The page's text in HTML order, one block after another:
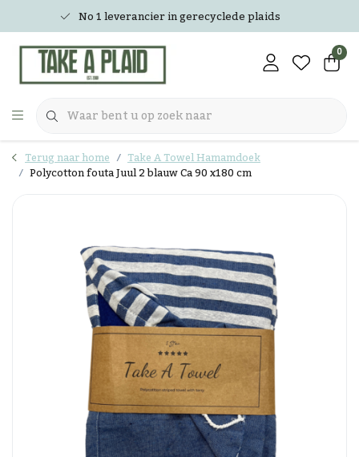
No 1 leverancier in gerecyclede plaids
0
Terug naar home Take A Towel Hamamdoek
Polycotton fouta Juul 2 blauw Ca 90 x180 cm